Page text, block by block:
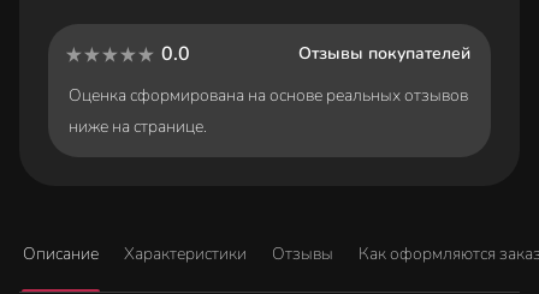
0.0
Отзывы покупателей
Оценка сформирована на основе реальных отзывов
ниже на странице.
Описание Характеристики Отзывы Как оформляются